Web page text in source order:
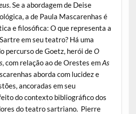
. Se a abordagem de Deise
a de Paula Mascarenhas é
e filosófica: O que representa a
em seu teatro? Há uma
percurso de Goetz, herói deO
, com relação ao de Orestes emAs
aborda com lucidez e
ancoradas em seu
do contexto bibliográfico dos
do teatro sartriano. Pierre